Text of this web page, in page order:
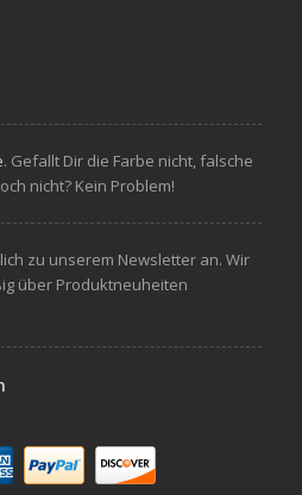
. Gefallt Dir die Farbe nicht, falsche
nicht? Kein Problem!
zu unserem Newsletter an. Wir
über Produktneuheiten